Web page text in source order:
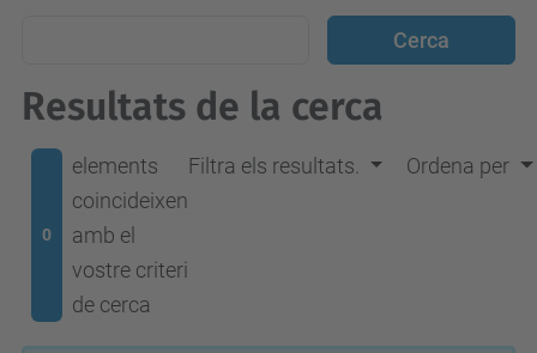
Resultats de la cerca
0
elements
coincideixen
amb el
vostre criteri
de cerca
Filtra els resultats. Ordena per